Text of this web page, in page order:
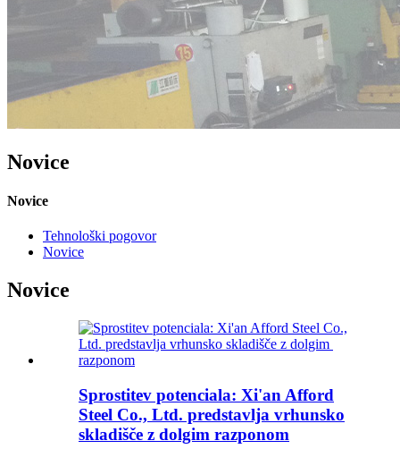
Novice
Novice
Tehnološki pogovor
Novice
Novice
Sprostitev potenciala: Xi'an Afford
Steel Co., Ltd. predstavlja vrhunsko
skladišče z dolgim ​​razponom